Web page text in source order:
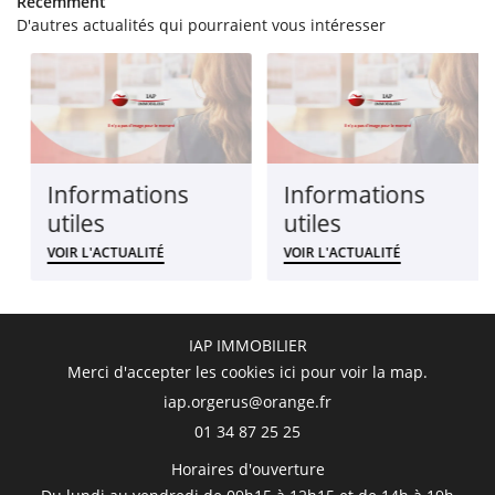
PRATIQUES
CONTACT Restez
Inscription
D'autres actualités qui pourraient vous intéresser
Informations
utiles
VOIR L'ACTUALITÉ
Informations
utiles
VOIR L'ACTUALITÉ
IAP IMMOBILIER
Merci d'accepter les cookies ici pour voir la map.
01 34 87 25 25
Horaires d'ouverture